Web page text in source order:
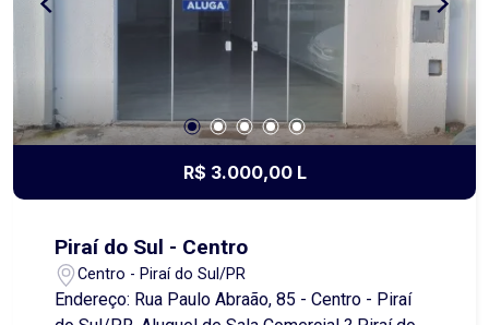
R$ 3.000,00 L
Piraí do Sul - Centro
Centro - Piraí do Sul/PR
Endereço: Rua Paulo Abraão, 85 - Centro - Piraí